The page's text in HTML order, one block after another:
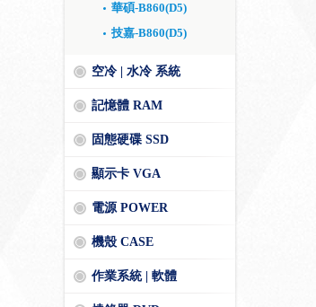
華碩-B860(D5)
技嘉-B860(D5)
空冷 | 水冷 系統
記憶體 RAM
固態硬碟 SSD
顯示卡 VGA
電源 POWER
機殼 CASE
作業系統 | 軟體